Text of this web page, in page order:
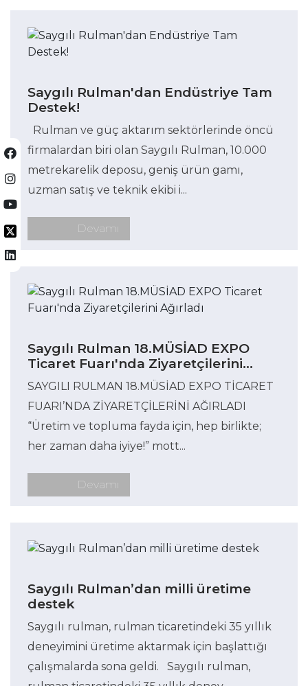
Saygılı Rulman'dan Endüstriye Tam
Destek!
firmalardan biri olan Saygılı Rulman, 10.000
metrekarelik deposu, geniş ürün gamı,
uzman satış ve teknik ekibi i...
Devamı
Saygılı Rulman 18.MÜSİAD EXPO
Ticaret Fuarı'nda Ziyaretçilerini
Ağırladı
SAYGILI RULMAN 18.MÜSİAD EXPO TİCARET
FUARI’NDA ZİYARETÇİLERİNİ AĞIRLADI
“Üretim ve topluma fayda için, hep birlikte;
her zaman daha iyiye!” mott...
Devamı
Saygılı Rulman’dan milli üretime
destek
Saygılı rulman, rulman ticaretindeki 35 yıllık
deneyimini üretime aktarmak için başlattığı
çalışmalarda sona geldi. Saygılı rulman,